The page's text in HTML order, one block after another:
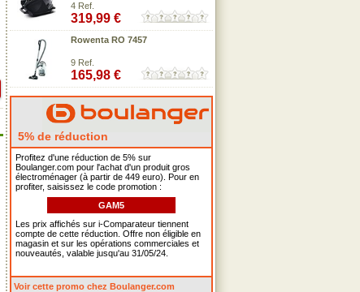
4 Ref.
319,99 €
Rowenta RO 7457
9 Ref.
165,98 €
5% de réduction
Profitez d'une réduction de 5% sur
Boulanger.com pour l'achat d'un produit gros
électroménager (à partir de 449 euro). Pour en
profiter, saisissez le code promotion :
GAM5
Les prix affichés sur i-Comparateur tiennent
compte de cette réduction. Offre non éligible en
magasin et sur les opérations commerciales et
nouveautés, valable jusqu'au 31/05/24.
Voir cette promo chez Boulanger.com